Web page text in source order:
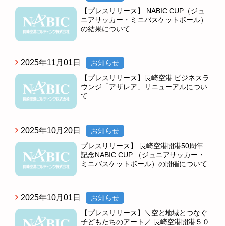
【プレスリリース】 NABIC CUP（ジュ
ニアサッカー・ミニバスケットボール）
の結果について
2025年11月01日
お知らせ
【プレスリリース】長崎空港 ビジネスラ
ウンジ「アザレア」リニューアルについ
て
2025年10月20日
お知らせ
プレスリリース】 長崎空港開港50周年
記念NABIC CUP （ジュニアサッカー・
ミニバスケットボール）の開催について
2025年10月01日
お知らせ
【プレスリリース】＼空と地域とつなぐ
子どもたちのアート／ 長崎空港開港５０